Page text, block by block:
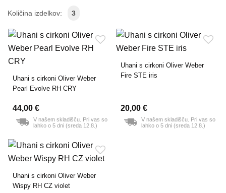
Količina izdelkov: 3
Uhani s cirkoni Oliver Weber
Pearl Evolve RH CRY
44,00 €
V našem skladišču. Pri vas so
lahko o 5 dni (sreda 12.8.)
Uhani s cirkoni Oliver Weber
Fire STE iris
20,00 €
V našem skladišču. Pri vas so
lahko o 5 dni (sreda 12.8.)
Uhani s cirkoni Oliver Weber
Wispy RH CZ violet